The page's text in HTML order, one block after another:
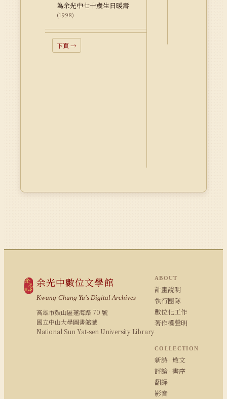
為余光中七十歲生日暖壽
(1998)
下頁 →
余光中數位文學館
Kwang-Chung Yu's Digital Archives
高雄市鼓山區蓮海路 70 號
國立中山大學圖書館藏
National Sun Yat-sen University Library
ABOUT
計畫說明
執行團隊
數位化工作
著作權聲明
COLLECTION
新詩 · 散文
評論 · 書序
翻譯
影音